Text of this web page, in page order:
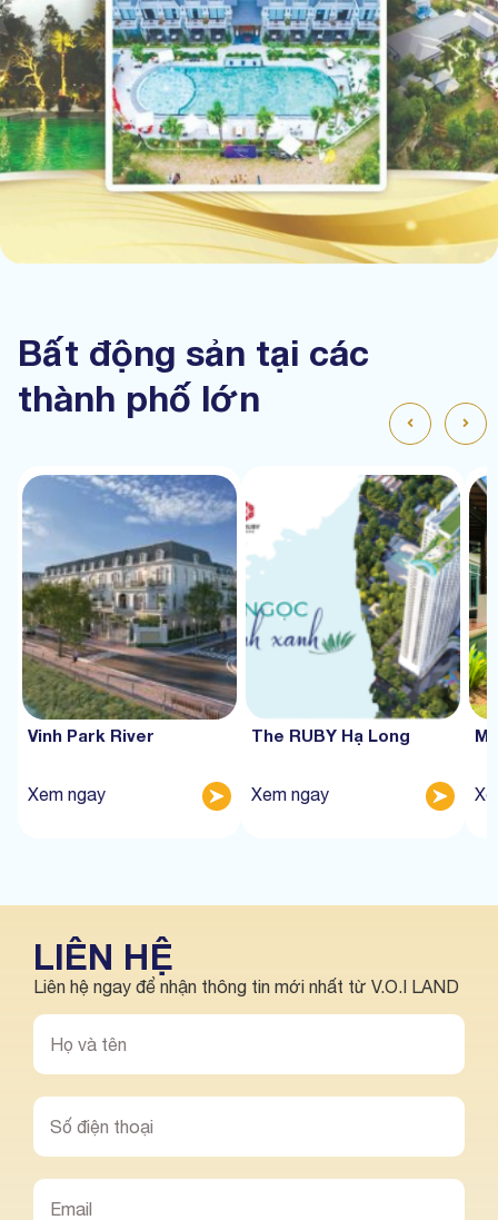
Bất động sản tại các
thành phố lớn
Vinh Park River
Xem ngay
The RUBY Hạ Long
Xem ngay
LIÊN HỆ
Liên hệ ngay để nhận thông tin mới nhất từ V.O.I LAND